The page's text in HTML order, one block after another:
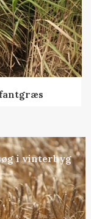
i vinterbyg